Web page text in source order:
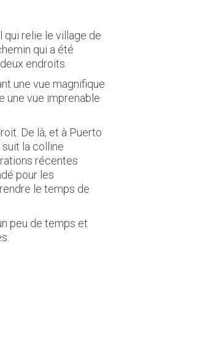
qui relie le village de
qui a été
endroits.
une vue magnifique
une vue imprenable
De là, et à Puerto
la colline
récentes
pour les
le temps de
peu de temps et